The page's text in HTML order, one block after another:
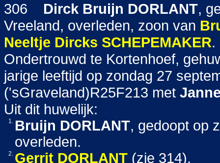
306 Dirck Bruijn DORLANT,
Vreeland, overleden, zoon van
Neeltje Dircks SCHEPEMAKER.
Ondertrouwd te Kortenhoef,
jarige leeftijd op zondag 27
('sGraveland)R25F213 met
Uit dit huwelijk:
1. Bruijn DORLANT, gedoopt op
overleden.
2. Gerrit DORLANT (zie 314).